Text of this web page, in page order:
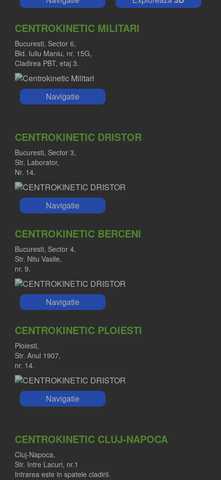
CENTROKINETIC MILITARI
Bucuresti, Sector 6,
Bld. Iuliu Maniu, nr. 15G,
Cladirea PBT, etaj 3.
Navigatie
CENTROKINETIC DRISTOR
Bucuresti, Sector 3,
Str. Laborator,
Nr. 14.
Navigatie
CENTROKINETIC BERCENI
Bucuresti, Sector 4,
Str. Nitu Vasile,
nr. 9.
Navigatie
CENTROKINETIC PLOIESTI
Ploiesti,
Str. Anul 1907,
nr. 14.
Navigatie
CENTROKINETIC CLUJ-NAPOCA
Cluj-Napoca,
Str. Intre Lacuri, nr.1
Intrarea este in spatele cladirii.